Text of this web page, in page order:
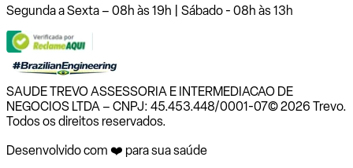
Segunda a Sexta – 08h às 19h | Sábado - 08h às 13h
SAUDE TREVO ASSESSORIA E INTERMEDIACAO DE
NEGOCIOS LTDA – CNPJ: 45.453.448/0001-07© 2026 Trevo.
Todos os direitos reservados.
Desenvolvido com ❤️ para sua saúde